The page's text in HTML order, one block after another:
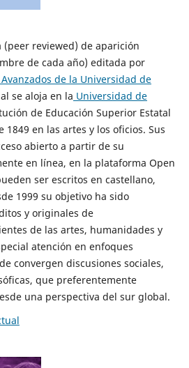
(peer reviewed) de aparición
de cada año) editada por
de la Universidad de
se aloja en la Universidad de
de Educación Superior Estatal
en las artes y los oficios. Sus
abierto a partir de su
en línea, en la plataforma Open
ser escritos en castellano,
1999 su objetivo ha sido
y originales de
de las artes, humanidades y
atención en enfoques
convergen discusiones sociales,
que preferentemente
una perspectiva del sur global.